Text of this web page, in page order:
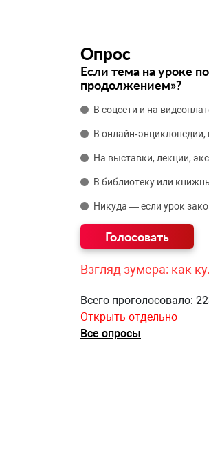
Опрос
Если тема на уроке
продолжением»?
В соцсети и на
В
На выставки, лекции,
В библиотеку или
Никуда — если урок
Взгляд зумера: как
Всего проголосовало:
Открыть отдельно
Все опросы